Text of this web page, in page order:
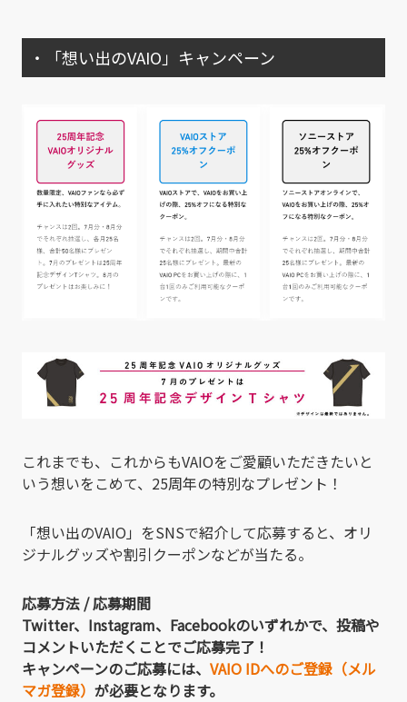
・「想い出のVAIO」キャンペーン
これまでも、これからもVAIOをご愛顧いただきたいと
いう想いをこめて、25周年の特別なプレゼント！
「想い出のVAIO」をSNSで紹介して応募すると、オリ
ジナルグッズや割引クーポンなどが当たる。
応募方法 / 応募期間
Twitter、Instagram、Facebookのいずれかで、投稿や
コメントいただくことでご応募完了！
キャンペーンのご応募には、 VAIO IDへのご登録（メル
マガ登録） が必要となります。